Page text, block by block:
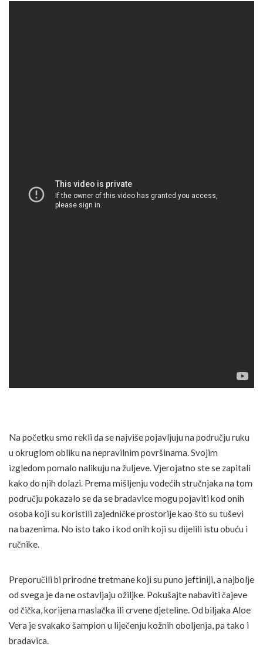
Na početku smo rekli da se najviše pojavljuju na području ruku
u okruglom obliku na nepravilnim površinama. Svojim
izgledom pomalo nalikuju na žuljeve. Vjerojatno ste se zapitali
kako do njih dolazi. Prema mišljenju vodećih stručnjaka na tom
području pokazalo se da se bradavice mogu pojaviti kod onih
osoba koji su koristili zajedničke prostorije kao što su tuševi
na bazenima. No isto tako i kod onih koji su dijelili istu obuću i
ručnike.
Preporučili bi prirodne tretmane koji su puno jeftiniji, a najbolje
od svega je da ne ostavljaju ožiljke. Pokušajte nabaviti čajeve
od čička, korijena maslačka ili crvene djeteline. Od biljaka Aloe
Vera je svakako šampion u liječenju kožnih oboljenja, pa tako i
bradavica.